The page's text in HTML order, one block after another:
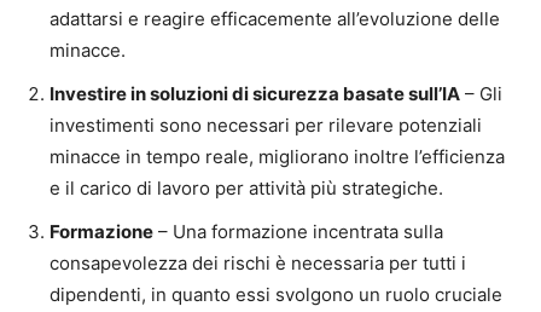
adattarsi e reagire efficacemente all’evoluzione delle
minacce.
Investire in soluzioni di sicurezza basate sull’IA – Gli
investimenti sono necessari per rilevare potenziali
minacce in tempo reale, migliorano inoltre l’efficienza
e il carico di lavoro per attività più strategiche.
Formazione – Una formazione incentrata sulla
consapevolezza dei rischi è necessaria per tutti i
dipendenti, in quanto essi svolgono un ruolo cruciale